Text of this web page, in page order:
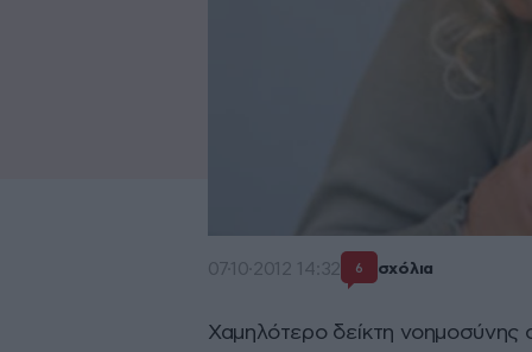
07·10·2012 14:32 6 σχόλια
Χαμηλότερο δείκτη νοημοσύνης